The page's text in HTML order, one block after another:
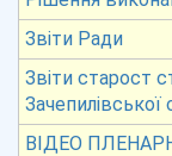
Звіти Ради
Звіти старост
ВІДЕО